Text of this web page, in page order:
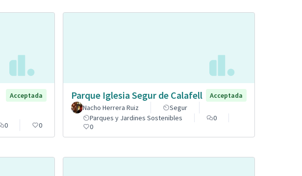
Acceptada
0 0
Parque Iglesia Segur de Calafell
Acceptada
Nacho Herrera Ruiz
Segur
Parques y Jardines Sostenibles
0
0